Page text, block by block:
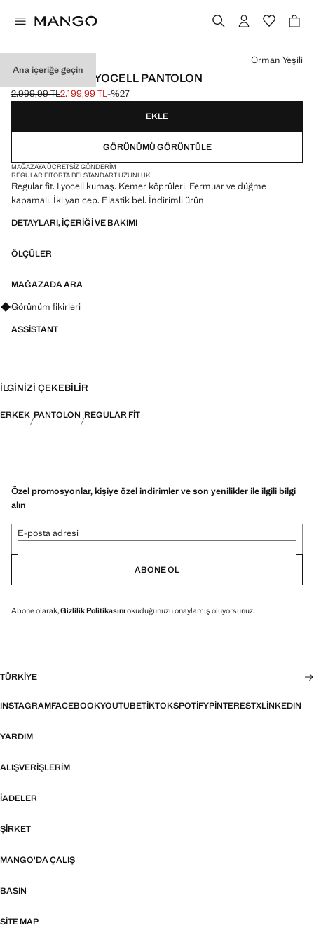
Ana içeriğe geçin
REGULAR FIT LYOCELL PANTOLON
Üstü çizili ilk fiyat [2.999,99 TL ]
2.999,99 TL
Güncel fiyat [2.199,99 TL ]
2.199,99 TL-%27
Bir renk seçin
Orman Yeşili
EKLE
GÖRÜNÜMÜ GÖRÜNTÜLE
MAĞAZAYA ÜCRETSIZ GÖNDERIM
REGULAR FITORTA BELSTANDART UZUNLUK
Regular fit. Lyocell kumaş. Kemer köprüleri. Fermuar ve düğme
kapamalı. İki yan cep. Elastik bel. İndirimli ürün
DETAYLARI, IÇERIĞI VE BAKIMI
ÖLÇÜLER
MAĞAZADA ARA
Görünümler, ürünler ve trendler hakkında sorular sorun
Görünüm fikirleri
ASSISTANT
İLGINIZI ÇEKEBILIR
ERKEK PANTOLON REGULAR FIT
Özel promosyonlar, kişiye özel indirimler ve son yenilikler ile ilgili bilgi
alın
E-posta adresi
ABONE OL
Abone olarak,Gizlilik Politikasını okuduğunuzu onaylamış oluyorsunuz.
TÜRKIYE
INSTAGRAMFACEBOOKYOUTUBETIKTOKSPOTIFYPINTERESTXLINKEDIN
YARDIM
ALIŞVERIŞLERIM
İADELER
ŞIRKET
MANGO'DA ÇALIŞ
BASIN
SITE MAP